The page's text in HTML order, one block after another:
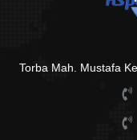
Torba Mah. Mustafa